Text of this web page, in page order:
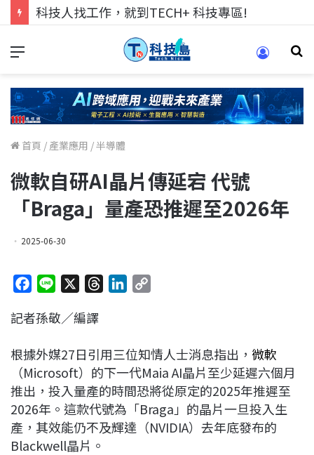
科技人找工作，就到TECH+ 科技專區!
首頁 / 產業應用 /半導體
微軟自研AI晶片傳延宕 代號
「Braga」量產恐推遲至2026年
2025-06-30
c
b
o
o
k
n
a
d
s
e
d
I
L
i
n
k
記者孫敬／編譯
根據外媒27日引用三位知情人士消息指出， 微軟
（Microsoft）的下一代Maia AI晶片至少延遲六個月
推出，投入量產的時間恐將從原定的2025年推遲至
2026年。這款代號為「Braga」的晶片一旦投入生
產，其效能仍不及輝達（NVIDIA）去年底發布的
Blackwell晶片。